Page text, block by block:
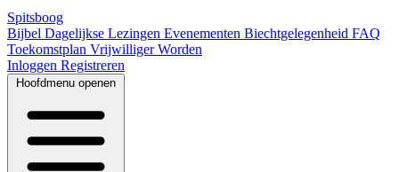
Spitsboog
Bijbel Dagelijkse Lezingen Evenementen Biechtgelegenheid FAQ
Toekomstplan Vrijwilliger Worden
Inloggen Registreren
Hoofdmenu openen